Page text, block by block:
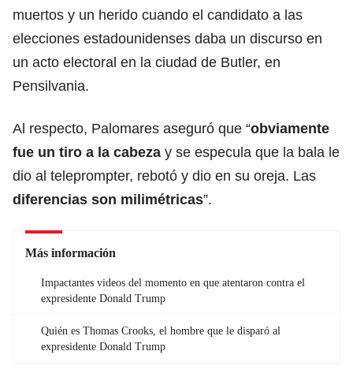
muertos y un herido cuando el candidato a las
elecciones estadounidenses daba un discurso en
un acto electoral en la ciudad de Butler, en
Pensilvania.
Al respecto, Palomares aseguró que “obviamente
fue un tiro a la cabeza y se especula que la bala le
dio al teleprompter, rebotó y dio en su oreja. Las
diferencias son milimétricas”.
Más información
Impactantes videos del momento en que atentaron contra el
expresidente Donald Trump
Quién es Thomas Crooks, el hombre que le disparó al
expresidente Donald Trump